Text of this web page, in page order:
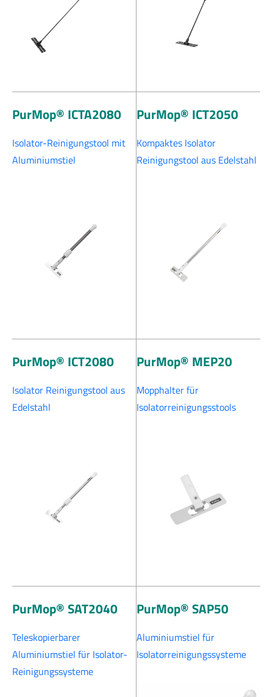
PurMop® ICTA2080
Isolator-Reinigungstool mit
Aluminiumstiel
PurMop® ICT2050
Kompaktes Isolator
Reinigungstool aus Edelstahl
PurMop® ICT2080
Isolator Reinigungstool aus
Edelstahl
PurMop® MEP20
Mopphalter für
Isolatorreinigungsstools
PurMop® SAT2040
Teleskopierbarer
Aluminiumstiel für Isolator-
Reinigungssysteme
PurMop® SAP50
Aluminiumstiel für
Isolatorreinigungssysteme